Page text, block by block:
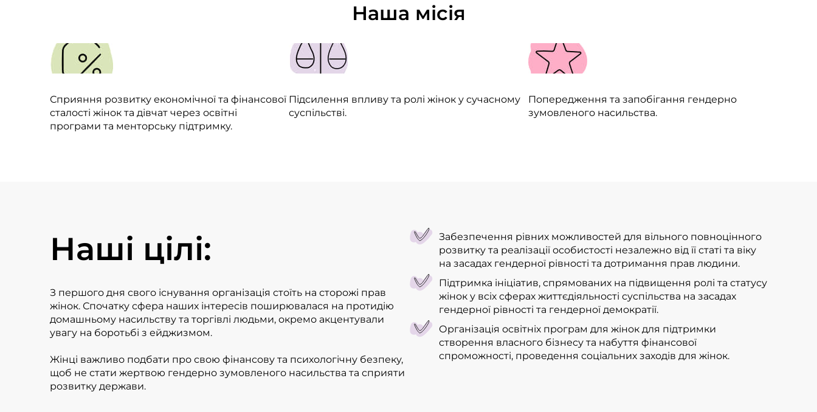
Наша місія
Сприяння розвитку економічної та фінансової
сталості жінок та дівчат через освітні
програми та менторську підтримку.
Підсилення впливу та ролі жінок у сучасному
суспільстві.
Попередження та запобігання гендерно
зумовленого насильства.
Наші цілі:
З першого дня свого існування організація стоїть на сторожі прав
жінок. Спочатку сфера наших інтересів поширювалася на протидію
домашньому насильству та торгівлі людьми, окремо акцентували
увагу на боротьбі з ейджизмом.
Жінці важливо подбати про свою фінансову та психологічну безпеку,
щоб не стати жертвою гендерно зумовленого насильства та сприяти
розвитку держави.
Забезпечення рівних можливостей для вільного повноцінного
розвитку та реалізації особистості незалежно від її статі та віку
на засадах гендерної рівності та дотримання прав людини.
Підтримка ініціатив, спрямованих на підвищення ролі та статусу
жінок у всіх сферах життєдіяльності суспільства на засадах
гендерної рівності та гендерної демократії.
Організація освітніх програм для жінок для підтримки
створення власного бізнесу та набуття фінансової
спроможності, проведення соціальних заходів для жінок.